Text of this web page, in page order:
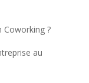
Coworking ?
au